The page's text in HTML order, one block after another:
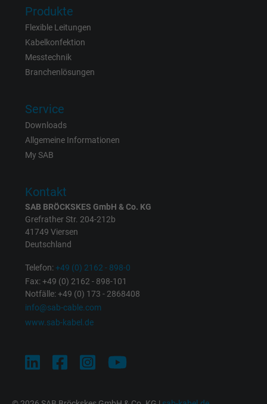
Zweck
Anzeigenausrichtung und
Name
Laufzeit
Zweck
presence, Facebook Pixel
Anbieter
Zweck
Cookie von Facebook für Website-Analyse,
Anzeigenausrichtung und
Anbieter Facebook Ireland Ltd.
Produkte
Flexible Leitungen
Kabelkonfektion
Messtechnik
Branchenlösungen
Service
Downloads
Allgemeine Informationen
My SAB
Kontakt
SAB BRÖCKSKES GmbH & Co. KG
Grefrather Str. 204-212b
41749 Viersen
Deutschland
Telefon:+49 (0) 2162 - 898-0
Fax: +49 (0) 2162 - 898-101
Notfälle: +49 (0) 173 - 2868408
info@sab-cable.com
www.sab-kabel.de